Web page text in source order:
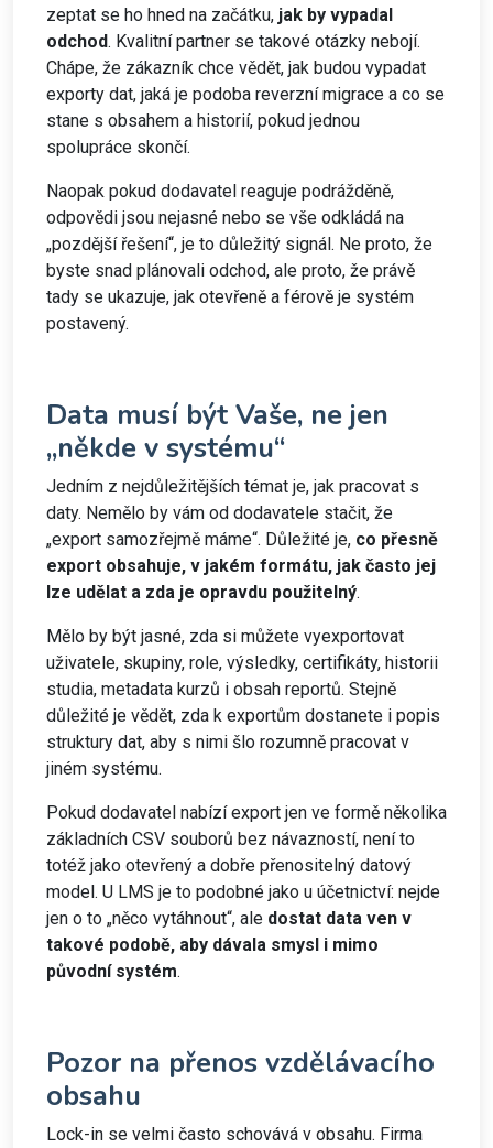
zeptat se ho hned na začátku, jak by vypadal
odchod. Kvalitní partner se takové otázky nebojí.
Chápe, že zákazník chce vědět, jak budou vypadat
exporty dat, jaká je podoba reverzní migrace a co se
stane s obsahem a historií, pokud jednou
spolupráce skončí.
Naopak pokud dodavatel reaguje podrážděně,
odpovědi jsou nejasné nebo se vše odkládá na
„pozdější řešení“, je to důležitý signál. Ne proto, že
byste snad plánovali odchod, ale proto, že právě
tady se ukazuje, jak otevřeně a férově je systém
postavený.
Data musí být Vaše, ne jen
„někde v systému“
Jedním z nejdůležitějších témat je, jak pracovat s
daty. Nemělo by vám od dodavatele stačit, že
„export samozřejmě máme“. Důležité je, co přesně
export obsahuje, v jakém formátu, jak často jej
lze udělat a zda je opravdu použitelný.
Mělo by být jasné, zda si můžete vyexportovat
uživatele, skupiny, role, výsledky, certifikáty, historii
studia, metadata kurzů i obsah reportů. Stejně
důležité je vědět, zda k exportům dostanete i popis
struktury dat, aby s nimi šlo rozumně pracovat v
jiném systému.
Pokud dodavatel nabízí export jen ve formě několika
základních CSV souborů bez návazností, není to
totéž jako otevřený a dobře přenositelný datový
model. U LMS je to podobné jako u účetnictví: nejde
jen o to „něco vytáhnout“, ale dostat data ven v
takové podobě, aby dávala smysl i mimo
původní systém.
Pozor na přenos vzdělávacího
obsahu
Lock-in se velmi často schovává v obsahu. Firma